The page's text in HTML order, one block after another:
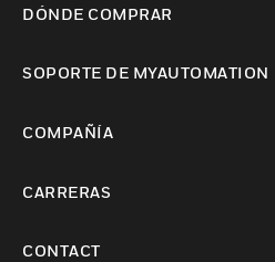
DÓNDE COMPRAR
SOPORTE DE MYAUTOMATION
COMPAÑÍA
CARRERAS
CONTACT